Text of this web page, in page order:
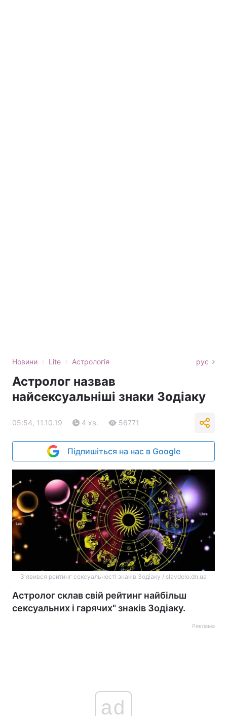
Новини › Lite › Астрологія рус
Астролог назвав
найсексуальніші знаки Зодіаку
05:54, 11.10.19 4 хв. 56771
Підпишіться на нас в Google
З'явився рейтинг сексуальності знаків Зодіаку / slavdelo.dn.ua
Астролог склав свій рейтинг найбільш
сексуальних і гарячих" знаків Зодіаку.
Реклама
ad